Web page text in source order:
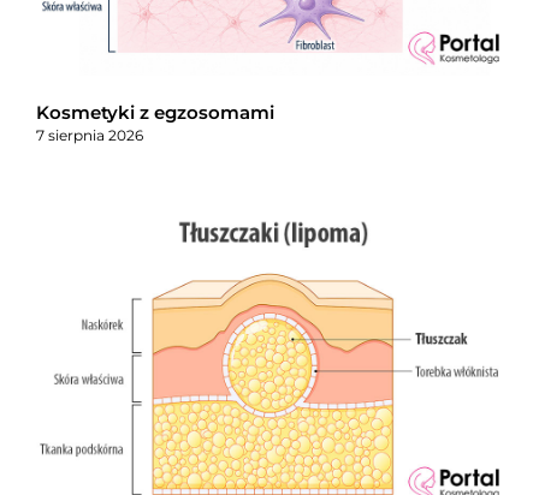
Kosmetyki z egzosomami
7 sierpnia 2026